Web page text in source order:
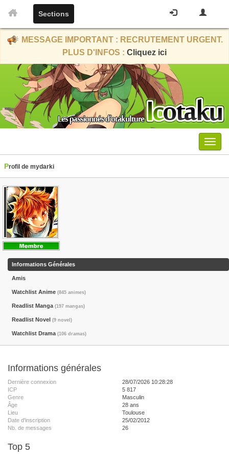
Sections
MESSAGE IMPORTANT : RECRUTEMENT URGENT.
PLUS D'INFOS : Cliquez ici
Menu
Profil de mydarki
Informations Générales
Amis
Watchlist Anime (845 animes)
Readlist Manga (197 mangas)
Readlist Novel (9 novel)
Watchlist Drama (106 dramas)
Informations générales
Dernière connexion
28/07/2026 10:28:28
ICP
5 817
Genre
Masculin
Âge
28 ans
Lieu
Toulouse
Date d'inscription
25/02/2012
Nb. de messages
26
Top 5